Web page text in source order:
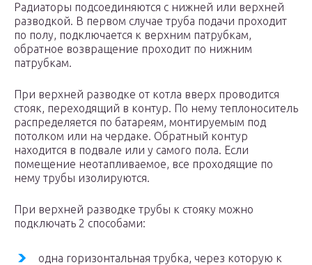
Радиаторы подсоединяются с нижней или верхней
разводкой. В первом случае труба подачи проходит
по полу, подключается к верхним патрубкам,
обратное возвращение проходит по нижним
патрубкам.
При верхней разводке от котла вверх проводится
стояк, переходящий в контур. По нему теплоноситель
распределяется по батареям, монтируемым под
потолком или на чердаке. Обратный контур
находится в подвале или у самого пола. Если
помещение неотапливаемое, все проходящие по
нему трубы изолируются.
При верхней разводке трубы к стояку можно
подключать 2 способами:
одна горизонтальная трубка, через которую к